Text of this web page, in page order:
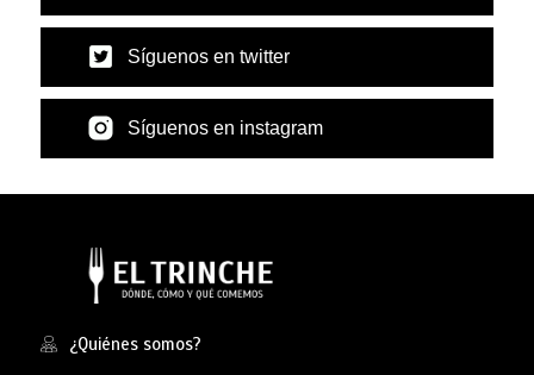
Síguenos en twitter
Síguenos en instagram
¿Quiénes somos?